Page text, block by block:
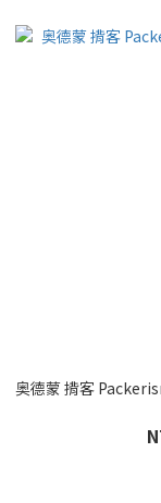
奥德蒙 揹客